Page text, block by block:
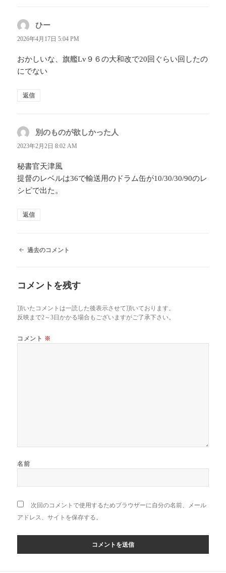
ナ
シ
ョ
ひー
り:
2026年4月17日 5:04 PM
おかしいな、旗艦Lv９６の大和改で20回ぐらい回したの
にでない
返信
別のものが欲しかった人
2023年2月2日 8:02 AM
秘書官天津風
提督のレベルは36で輸送用のドラム缶が10/30/30/90のレ
シピで出た。
返信
コ
ナ
ゲ
ー
シ
ン
過去のコメント
コメントを残す
頂いたコメントは一読した後表示させて頂いております。
反映まで2～3日かかる場合もございますがご了承下さい。
コメント ※
名前
次回のコメントで使用するためブラウザーに自分の名前、メール
アドレス、サイトを保存する。